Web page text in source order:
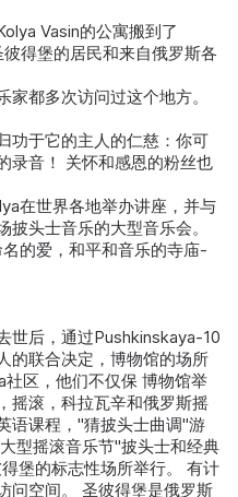
Vasin的公寓搬到了
得堡的居民和来自俄罗斯各
都多次访问过这个地方。
功于它的主人的仁慈：你可
录音！ 关怀和感恩的粉丝也
在世界各地举办讲座，并与
头士音乐的大型音乐会。
的爱，和平和音乐的寺庙-
世后，通过Pushkinskaya-10
的联合决定，博物馆的场所
区，他们不仅保 博物馆举
摇滚，科拉瓦辛和俄罗斯摇
语课程，"猜披头士曲调"游
型摇滚音乐节"披头士和经典
堡的标志性场所举行。 有计
问空间。 圣彼得堡是俄罗斯